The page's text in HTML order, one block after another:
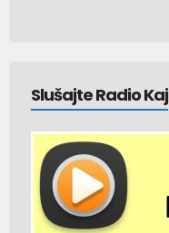
Slušajte Radio Kaj